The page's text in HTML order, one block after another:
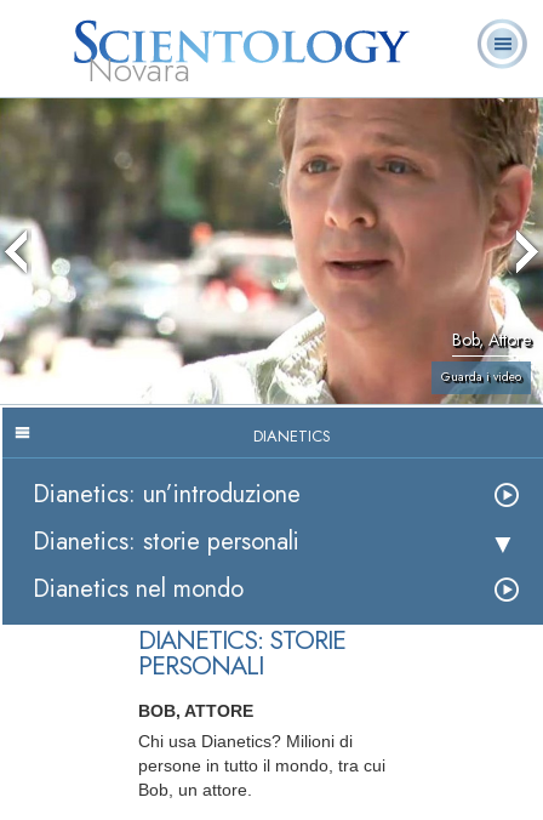
Novara
L. Ron Hubbard:
Fondatore
Che cos’è
Scientology?
Volontari
Libri
Bob, Attore
Guarda i video
DIANETICS
Dianetics: un’introduzione
Dianetics: storie personali
Dianetics nel mondo
DIANETICS: STORIE
PERSONALI
BOB, ATTORE
Chi usa Dianetics? Milioni di
persone in tutto il mondo, tra cui
Bob, un attore.